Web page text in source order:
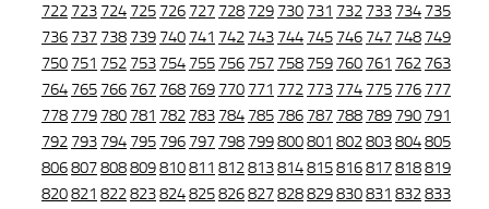
722 723 724 725 726 727 728 729 730 731 732 733 734 735
736 737 738 739 740 741 742 743 744 745 746 747 748 749
750 751 752 753 754 755 756 757 758 759 760 761 762 763
764 765 766 767 768 769 770 771 772 773 774 775 776 777
778 779 780 781 782 783 784 785 786 787 788 789 790 791
792 793 794 795 796 797 798 799800801 802803804805
806807808809810811 812813814815816817818819
820821 822823824825826827828829830831 832833